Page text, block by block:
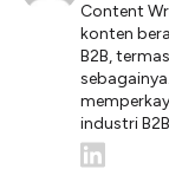
Content
konten
B2B,
industri